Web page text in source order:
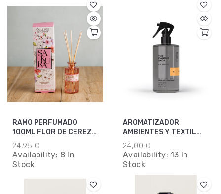
RAMO PERFUMADO
100ML FLOR DE CEREZO
JAPONES
24,95 €
Availability: 8 In
Stock
AROMATIZADOR
AMBIENTES Y TEXTIL
NECTARINE
24,00 €
Availability: 13 In
Stock